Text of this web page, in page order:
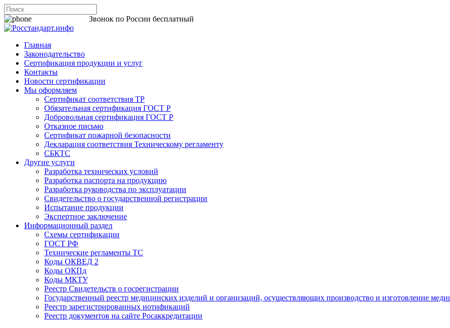
Звонок по России бесплатный
Главная
Законодательство
Сертификация продукции и услуг
Контакты
Новости сертификации
Мы оформляем
Сертификат соответствия ТР
Обязательная сертификация ГОСТ Р
Добровольная сертификация ГОСТ Р
Отказное письмо
Сертификат пожарной безопасности
Декларация соответствия Техническому регламенту
СБКТС
Другие услуги
Разработка технических условий
Разработка паспорта на продукцию
Разработка руководства по эксплуатации
Свидетельство о государственной регистрации
Испытание продукции
Экспертное заключение
Информационный раздел
Схемы сертификации
ГОСТ РФ
Технические регламенты ТС
Коды ОКВЕД 2
Коды ОКПд
Коды МКТУ
Реестр Свидетельств о госрегистрации
Государственный реестр медицинских изделий и организаций, осуществляющих производство и изготовление
Реестр зарегистрированных нотификаций
Реестр документов на сайте Росаккредитации